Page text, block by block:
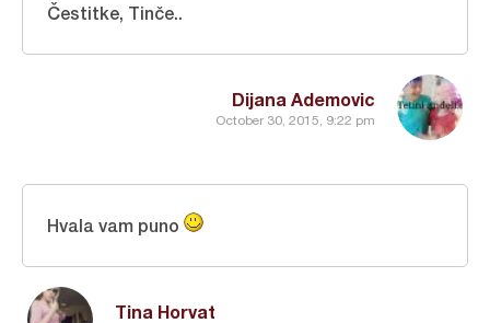
Dijana Ademovic
October 30, 2015, 9:22 pm
Čestitke, Tinče..
Tina Horvat
Hvala vam puno